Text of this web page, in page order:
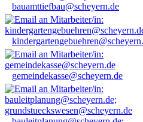
bauamttiefbau@scheyern.de
gemeindekasse@scheyern.de